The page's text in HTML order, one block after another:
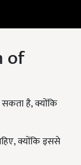
of
है, क्योंकि
क्योंकि इससे